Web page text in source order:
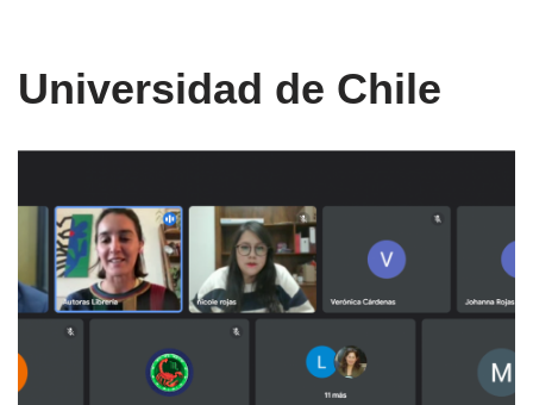
Universidad de Chile